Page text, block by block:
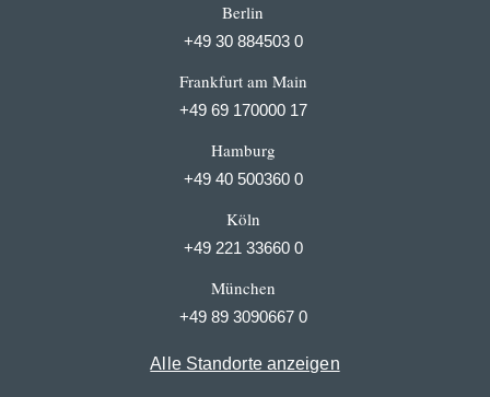
Berlin
+49 30 884503 0
Frankfurt am Main
+49 69 170000 17
Hamburg
+49 40 500360 0
Köln
+49 221 33660 0
München
+49 89 3090667 0
Alle Standorte anzeigen